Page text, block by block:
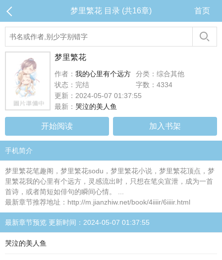
梦里繁花 目录 (共16章) 首页
梦里繁花
作者： 我的心里有个远方
分类：综合其他
状态：完结
字数：4334
更新：2024-05-07 01:37:55
最新： 哭泣的美人鱼
开始阅读 加入书架
手机简介
梦里繁花笔趣阁，梦里繁花sodu，梦里繁花小说，梦里繁花顶点，梦
里繁花我的心里有个远方，灵感流出时，只想在笔尖宣泄，成为一首
首诗，或者简短如俳句的瞬间心情。 ...
最新章节推荐地址：http://m.jianzhiw.net/book/4iiiir/6iiiir.html
最新章节预览 更新时间：2024-05-07 01:37:55
哭泣的美人鱼